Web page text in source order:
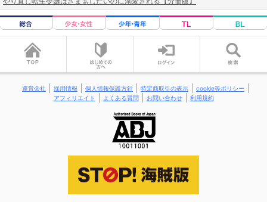
運営会社 採用情報 個人情報保護方針 特定商取引の表示
cookie等ポリシー
アフィリエイト
よくある質問 お問い合わせ 利用規約